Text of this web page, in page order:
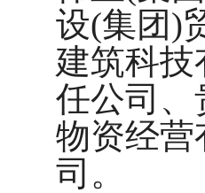
设(集团)
建筑科
任公司、
物资经营
司。